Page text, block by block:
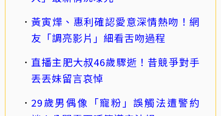
黃寅燁、惠利確認愛意深情熱吻！網
友「調亮影片」細看舌吻過程
直播主肥大叔46歲驟逝！昔競爭對手
丟丟妹留言哀悼
29歲男偶像「寵粉」誤觸法遭警約